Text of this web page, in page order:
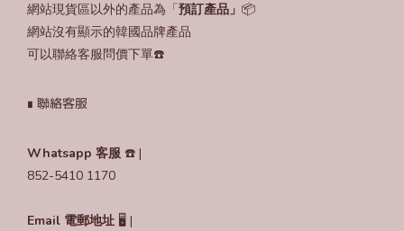
網站現貨區以外的產品為「 預訂產品」 📦
網站沒有顯示的韓國品牌產品
可以聯絡客服問價下單☎️
∎ 聯絡客服
Whatsapp 客服 ☎️ |
852-5410 1170
Email 電郵地址 🖥️ |